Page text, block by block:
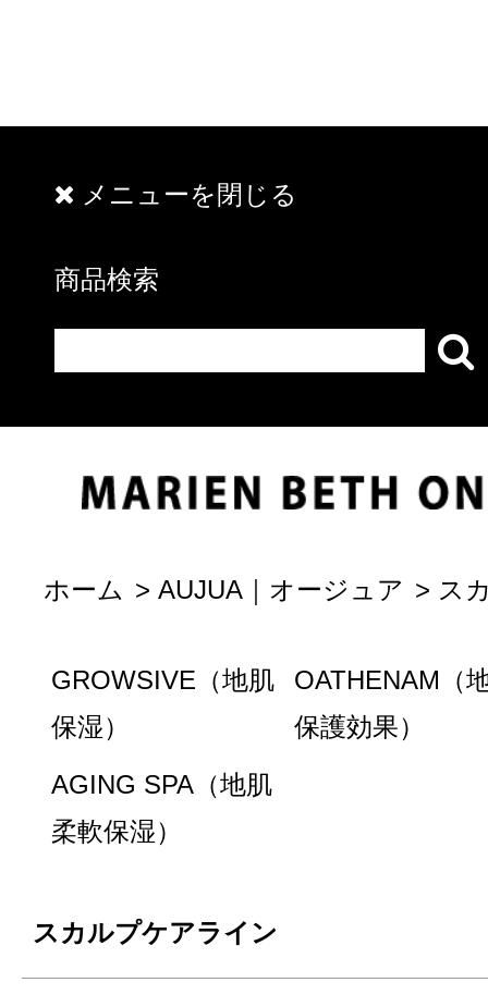
メニューを閉じる
商品検索
ホーム > AUJUA｜オージュア > ス
GROWSIVE（地肌
保湿）
OATHENAM（
保護効果）
AGING SPA（地肌
柔軟保湿）
スカルプケアライン